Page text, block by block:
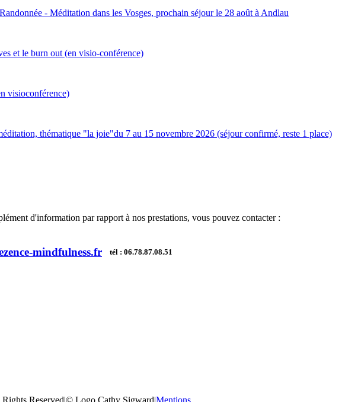
- Méditation dans les Vosges, prochain séjour le 28 août à Andlau
et le burn out (en visio-conférence)
visioconférence)
thématique "la joie"du 7 au 15 novembre 2026 (séjour confirmé, reste 1 place)
d'information par rapport à nos prestations, vous pouvez contacter :
mindfulness.fr tél : 06.78.87.08.51